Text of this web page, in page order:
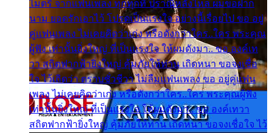
ไมตรี จากแฟนเพลง ทุกทุกที่ ปราณีหลั่งไหล ผมขอฝาก
นาม ยอดรักเอาไว้ โปรดเป็นแรงใจ อย่างนี้เรื่อยไป ขอ อยู่
คู่แฟนเพลง ไม่เคยคิดว่าเก่ง หรือดังกว่าใคร..ใคร พระคุณ
ผู้ฟัง เท่านั้นยิ่งใหญ่ ที่เป็นแรงใจ ให้ผมดังมา.. ขอ องค์เท
วา สถิตฟากฟ้ายิ่งใหญ่ คุ้มภัยให้ท่าน เถิดหนา ขอจงเชื่อ
ใจ ไว้เถิดว่า ตราบชั่วชีวา ไม่ลืมแฟนเพลง ขอ อยู่คู่แฟน
เพลง ไม่เคยคิดว่าเก่ง หรือดังกว่าใคร..ใคร พระคุณผู้ฟัง
เท่านั้นยิ่งใหญ่ ที่เป็นแรงใจ ให้ผมดังมา.. ขอ องค์เทวา
สถิตฟากฟ้ายิ่งใหญ่ คุ้มภัยให้ท่าน เถิดหนา ขอจงเชื่อใจ ไว้